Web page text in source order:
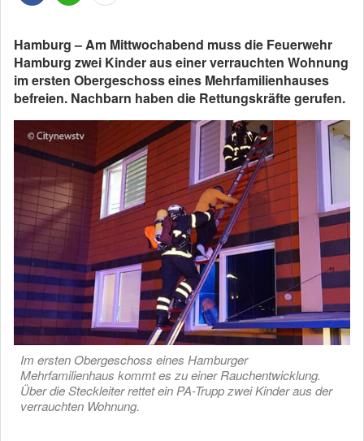
Hamburg – Am Mittwochabend muss die Feuerwehr
Hamburg zwei Kinder aus einer verrauchten Wohnung
im ersten Obergeschoss eines Mehrfamilienhauses
befreien. Nachbarn haben die Rettungskräfte gerufen.
Im ersten Obergeschoss eines Hamburger
Mehrfamilienhaus kommt es zu einer Rauchentwicklung.
Über die Steckleiter rettet ein PA-Trupp zwei Kinder aus der
verrauchten Wohnung.